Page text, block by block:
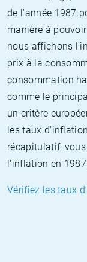
de l'année 1987
manière à
nous affichons
prix à la
consommation
comme le
un critère
les taux
récapitulatif,
l'inflation en
Vérifiez les taux